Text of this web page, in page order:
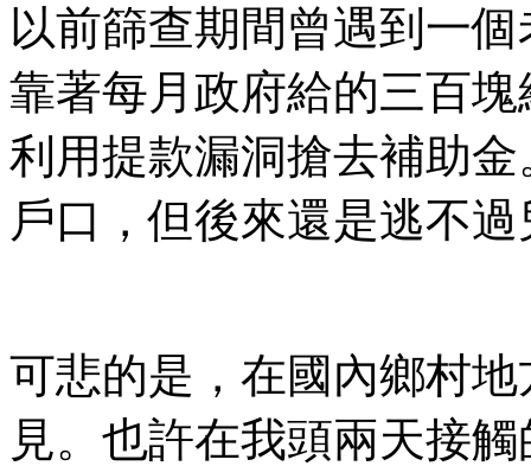
以前篩查期間曾遇到一
靠著每月政府給的三百
利用提款漏洞搶去補助
戶口，但後來還是逃不
可悲的是，在國內鄉村
見。也許在我頭兩天接